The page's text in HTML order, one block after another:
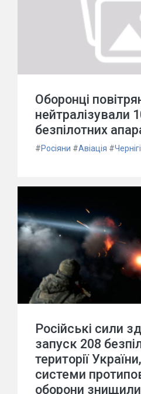
Оборонці
нейтралізували
безпілотних
#Росіяни #Авіація #
Російські сили
запуск 208
території
системи
оборони